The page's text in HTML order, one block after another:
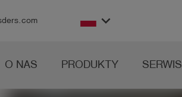
keyboard_arrow_down
O NAS PRODUKTY SERWIS